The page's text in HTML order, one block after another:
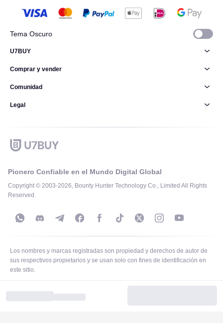
Tema Oscuro
Pionero Confiable en el Mundo Digital Global
Copyright © 2003-2026, Bounty Hunter Technology Co., Limited All Rights
Reserved.
U7BUY
Comprar y vender
Comunidad
Legal
Los nombres y marcas registradas son propiedad y derechos de autor de
sus respectivos propietarios y se usan solo con fines de identificación en
este sitio.